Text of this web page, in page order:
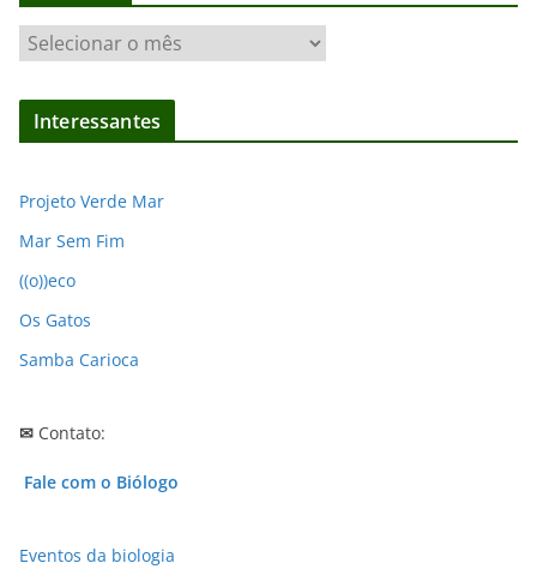
r
q
s
Interessantes
Projeto Verde Mar
Mar Sem Fim
((o))eco
Os Gatos
Samba Carioca
✉ Contato:
Fale com o Biólogo
Eventos da biologia